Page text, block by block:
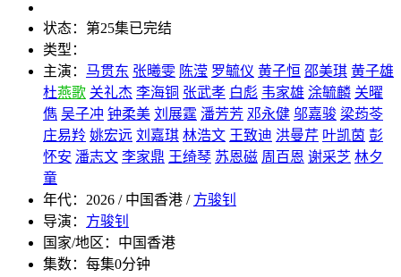
状态： 第25集已完结
类型：
主演： 马贯东 张曦雯 陈滢 罗毓仪 黄子恒 邵美琪 黄子雄
杜燕歌 关礼杰 李海铜 张武孝 白彪 韦家雄 涂毓麟 关曜
儁 吴子冲 钟柔美 刘展霆 潘芳芳 邓永健 邬嘉骏 梁荺苓
庄易羚 姚宏远 刘嘉琪 林浩文 王致迪 洪曼芹 叶凯茵 彭
怀安 潘志文 李家鼎 王绮琴 苏恩磁 周百恩 谢采芝 林夕
童
年代： 2026 / 中国香港 / 方骏钊
导演： 方骏钊
国家/地区： 中国香港
集数： 每集0分钟